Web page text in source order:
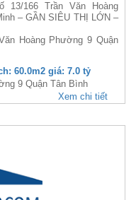
13/166 Trần Văn Hoàng
– GẦN SIÊU THỊ LỚN –
Hoàng Phường 9 Quận
60.0m2 giá: 7.0 tỷ
9 Quận Tân Bình
Xem chi tiết